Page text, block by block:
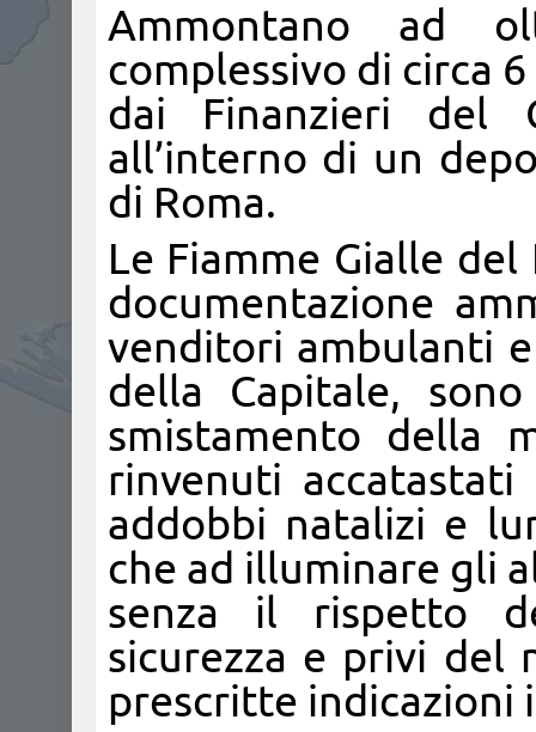
Ammontano ad
complessivo di circa
dai Finanzieri del
all’interno di un
di Roma.
Le Fiamme Gialle
documentazione
venditori ambulanti
della Capitale,
smistamento della
rinvenuti
addobbi natalizi e
che ad illuminare gli
senza il rispetto
sicurezza e privi del
prescritte indicazioni